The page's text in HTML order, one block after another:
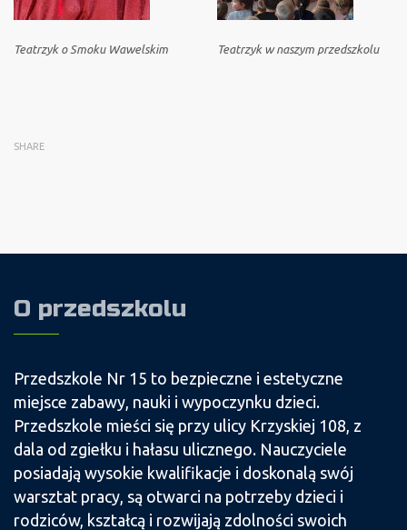
Teatrzyk o Smoku Wawelskim Teatrzyk w naszym przedszkolu
SHARE
O przedszkolu
Przedszkole Nr 15 to bezpieczne i estetyczne
miejsce zabawy, nauki i wypoczynku dzieci.
Przedszkole mieści się przy ulicy Krzyskiej 108, z
dala od zgiełku i hałasu ulicznego. Nauczyciele
posiadają wysokie kwalifikacje i doskonalą swój
warsztat pracy, są otwarci na potrzeby dzieci i
rodziców, kształcą i rozwijają zdolności swoich